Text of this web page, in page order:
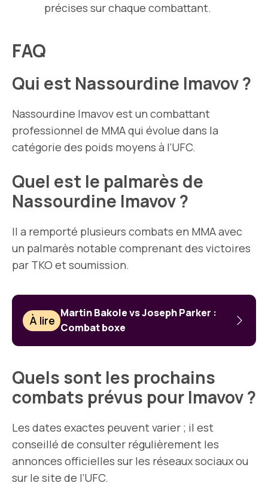
précises sur chaque combattant.
FAQ
Qui est Nassourdine Imavov ?
Nassourdine Imavov est un combattant
professionnel de MMA qui évolue dans la
catégorie des poids moyens à l’UFC.
Quel est le palmarès de
Nassourdine Imavov ?
Il a remporté plusieurs combats en MMA avec
un palmarès notable comprenant des victoires
par TKO et soumission.
À lire
Martin Bakole vs Joseph Parker :
Combat boxe
Quels sont les prochains
combats prévus pour Imavov ?
Les dates exactes peuvent varier ; il est
conseillé de consulter régulièrement les
annonces officielles sur les réseaux sociaux ou
sur le site de l’UFC.